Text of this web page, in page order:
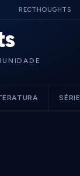
RECTHOUGHTS